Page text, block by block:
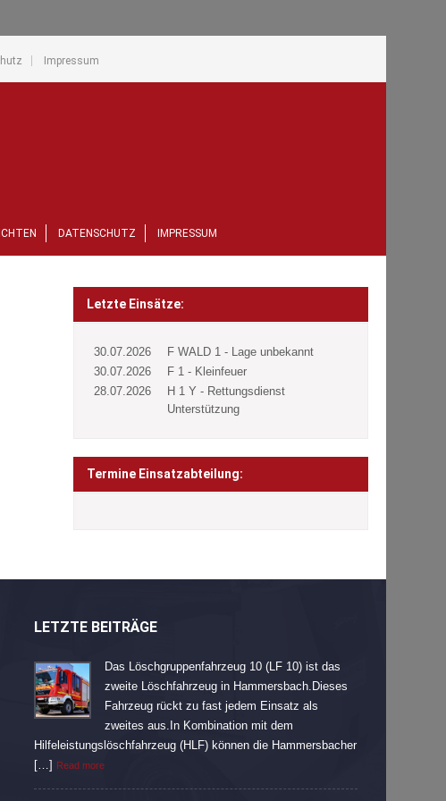
Impressum
DATENSCHUTZ IMPRESSUM
Letzte Einsätze:
30.07.2026
F WALD 1 - Lage unbekannt
30.07.2026
F 1 - Kleinfeuer
28.07.2026
H 1 Y - Rettungsdienst
Unterstützung
Termine Einsatzabteilung:
LETZTE BEITRÄGE
Das Löschgruppenfahrzeug 10 (LF 10) ist das
zweite Löschfahrzeug in Hammersbach.Dieses
Fahrzeug rückt zu fast jedem Einsatz als
zweites aus.In Kombination mit dem
Hilfeleistungslöschfahrzeug (HLF) können die Hammersbacher
[…] Read more